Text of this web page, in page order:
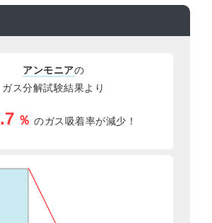
アンモニアの
ガス分解試験結果より
.7 ％ のガス吸着率が減少！